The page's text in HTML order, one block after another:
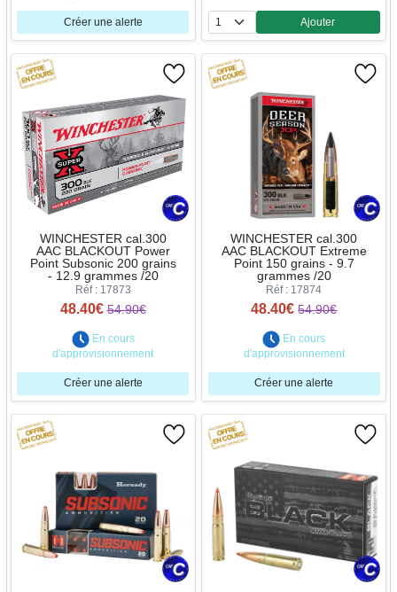
Créer une alerte
Quantité
Ajouter
WINCHESTER cal.300
AAC BLACKOUT Power
Point Subsonic 200 grains
- 12.9 grammes /20
Réf : 17873
48.40€ 54.90€
En cours
d'approvisionnement
Créer une alerte
WINCHESTER cal.300
AAC BLACKOUT Extreme
Point 150 grains - 9.7
grammes /20
Réf : 17874
48.40€ 54.90€
En cours
d'approvisionnement
Créer une alerte